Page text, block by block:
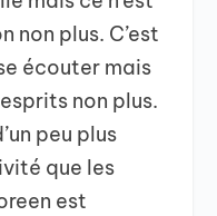
non plus. C’est
écouter mais
non plus.
peu plus
que les
est